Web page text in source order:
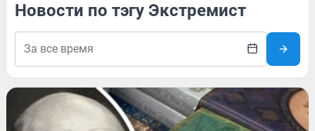
Новости по тэгу Экстремист